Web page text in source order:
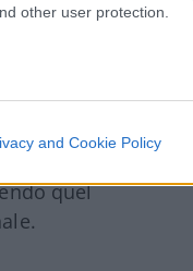
other user protection.
and Cookie Policy
per
quel